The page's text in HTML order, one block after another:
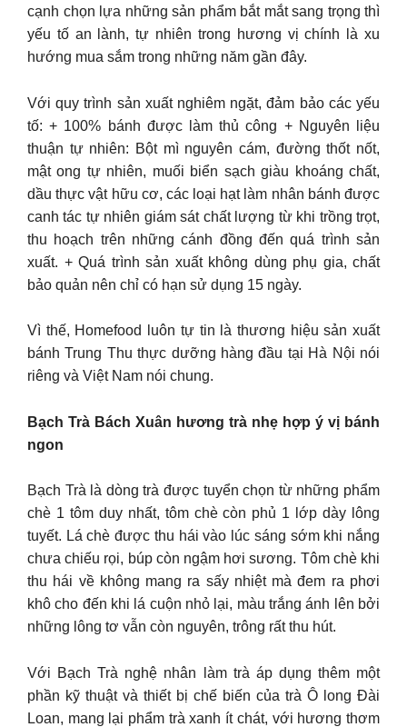
cạnh chọn lựa những sản phẩm bắt mắt sang trọng thì
yếu tố an lành, tự nhiên trong hương vị chính là xu
hướng mua sắm trong những năm gần đây.
Với quy trình sản xuất nghiêm ngặt, đảm bảo các yếu
tố: + 100% bánh được làm thủ công + Nguyên liệu
thuận tự nhiên: Bột mì nguyên cám, đường thốt nốt,
mật ong tự nhiên, muối biển sạch giàu khoáng chất,
dầu thực vật hữu cơ, các loại hạt làm nhân bánh được
canh tác tự nhiên giám sát chất lượng từ khi trồng trọt,
thu hoạch trên những cánh đồng đến quá trình sản
xuất. + Quá trình sản xuất không dùng phụ gia, chất
bảo quản nên chỉ có hạn sử dụng 15 ngày.
Vì thế, Homefood luôn tự tin là thương hiệu sản xuất
bánh Trung Thu thực dưỡng hàng đầu tại Hà Nội nói
riêng và Việt Nam nói chung.
Bạch Trà Bách Xuân hương trà nhẹ hợp ý vị bánh
ngon
Bạch Trà là dòng trà được tuyển chọn từ những phẩm
chè 1 tôm duy nhất, tôm chè còn phủ 1 lớp dày lông
tuyết. Lá chè được thu hái vào lúc sáng sớm khi nắng
chưa chiếu rọi, búp còn ngậm hơi sương. Tôm chè khi
thu hái về không mang ra sấy nhiệt mà đem ra phơi
khô cho đến khi lá cuộn nhỏ lại, màu trắng ánh lên bởi
những lông tơ vẫn còn nguyên, trông rất thu hút.
Với Bạch Trà nghệ nhân làm trà áp dụng thêm một
phần kỹ thuật và thiết bị chế biến của trà Ô long Đài
Loan, mang lại phẩm trà xanh ít chát, với hương thơm